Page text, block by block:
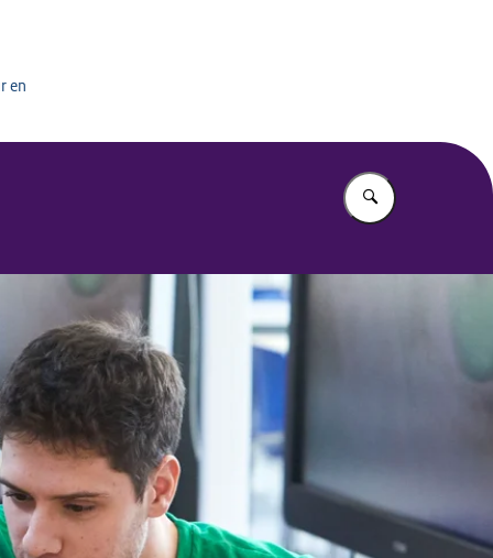
en
Vul in wat u